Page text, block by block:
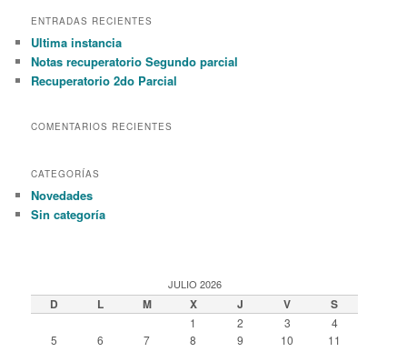
r
h
ENTRADAS RECIENTES
Ultima instancia
Notas recuperatorio Segundo parcial
Recuperatorio 2do Parcial
COMENTARIOS RECIENTES
CATEGORÍAS
Novedades
Sin categoría
JULIO 2026
D L M X J V S
1 2 3
4
5
6 7 8 9 10
11